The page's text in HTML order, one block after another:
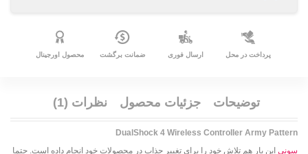
پرداخت در محل ارسال فوری ضمانت برگشت محصول اورجینال
توضیحات جزئیات محصول نظرات (1)
DualShock 4 Wireless Controller Army Pattern
سونی این بار هم تلاش خود را برای تغییر جذاب در محصولات خود انجام داده است. حتما